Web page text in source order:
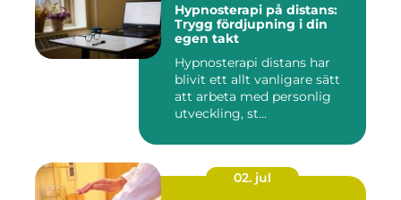
Hypnosterapi på distans:
Trygg fördjupning i din
egen takt
Hypnosterapi distans har
blivit ett allt vanligare sätt
att arbeta med personlig
utveckling, st...
02. jul